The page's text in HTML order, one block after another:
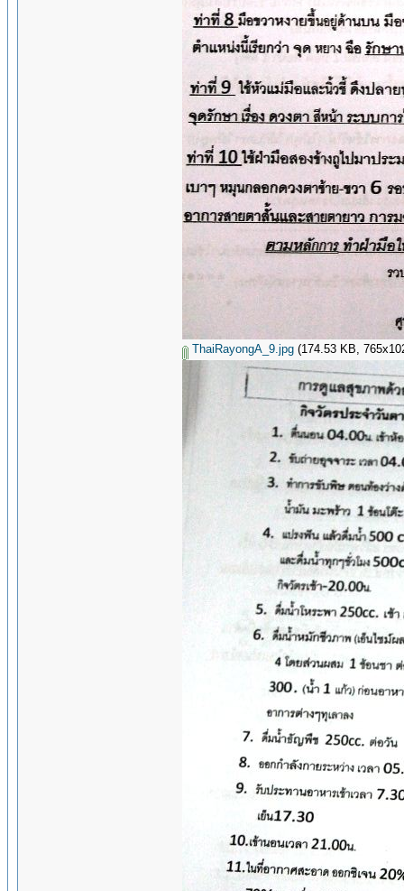
ThaiRayongA_9.jpg (174.53 KB,